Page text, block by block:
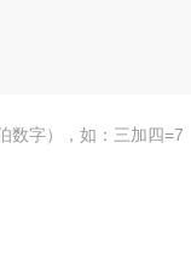
数字），如：三加四=7